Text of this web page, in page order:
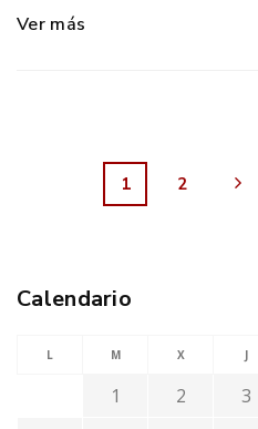
Ver más
1 2
Calendario
L M X J
1 2 3